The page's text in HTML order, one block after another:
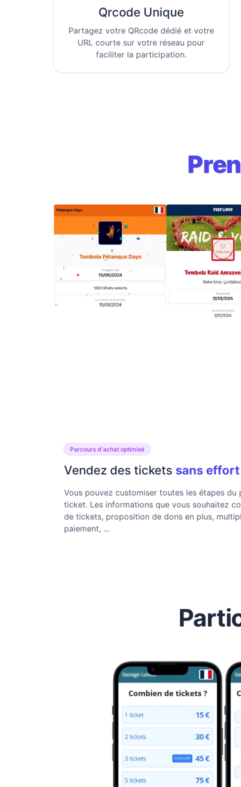
Qrcode Unique
Partagez votre QRcode dédié et votre
URL courte sur votre réseau pour
faciliter la participation.
Parcours d'achat optimisé
Vendez des tickets sans effort
Vous pouvez customiser toutes les étapes du
ticket. Les informations que vous souhaitez
de tickets, proposition de dons en plus,
paiement, ...